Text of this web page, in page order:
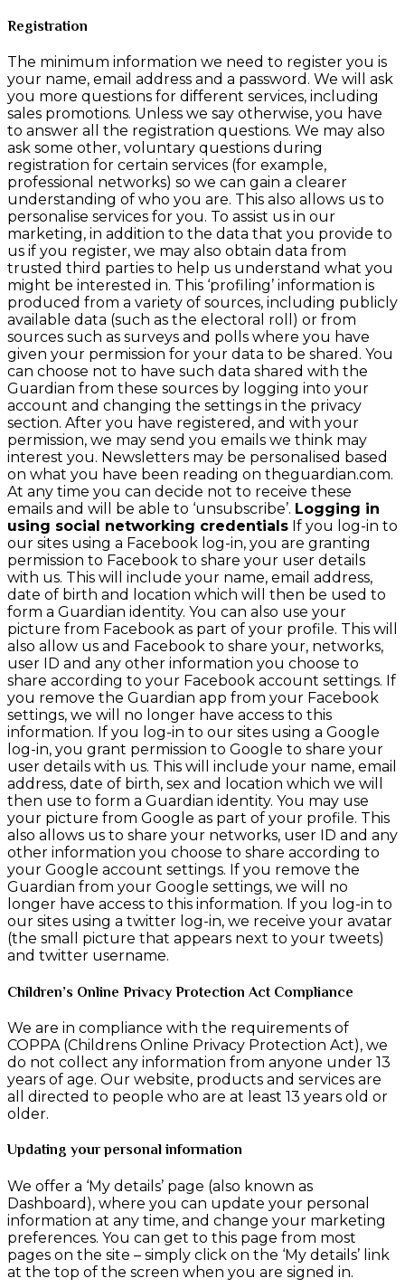
Registration
The minimum information we need to register you is
your name, email address and a password. We will ask
you more questions for different services, including
sales promotions. Unless we say otherwise, you have
to answer all the registration questions. We may also
ask some other, voluntary questions during
registration for certain services (for example,
professional networks) so we can gain a clearer
understanding of who you are. This also allows us to
personalise services for you. To assist us in our
marketing, in addition to the data that you provide to
us if you register, we may also obtain data from
trusted third parties to help us understand what you
might be interested in. This ‘profiling’ information is
produced from a variety of sources, including publicly
available data (such as the electoral roll) or from
sources such as surveys and polls where you have
given your permission for your data to be shared. You
can choose not to have such data shared with the
Guardian from these sources by logging into your
account and changing the settings in the privacy
section. After you have registered, and with your
permission, we may send you emails we think may
interest you. Newsletters may be personalised based
on what you have been reading on theguardian.com.
At any time you can decide not to receive these
emails and will be able to ‘unsubscribe’. Logging in
using social networking credentials If you log-in to
our sites using a Facebook log-in, you are granting
permission to Facebook to share your user details
with us. This will include your name, email address,
date of birth and location which will then be used to
form a Guardian identity. You can also use your
picture from Facebook as part of your profile. This will
also allow us and Facebook to share your, networks,
user ID and any other information you choose to
share according to your Facebook account settings. If
you remove the Guardian app from your Facebook
settings, we will no longer have access to this
information. If you log-in to our sites using a Google
log-in, you grant permission to Google to share your
user details with us. This will include your name, email
address, date of birth, sex and location which we will
then use to form a Guardian identity. You may use
your picture from Google as part of your profile. This
also allows us to share your networks, user ID and any
other information you choose to share according to
your Google account settings. If you remove the
Guardian from your Google settings, we will no
longer have access to this information. If you log-in to
our sites using a twitter log-in, we receive your avatar
(the small picture that appears next to your tweets)
and twitter username.
Children’s Online Privacy Protection Act Compliance
We are in compliance with the requirements of
COPPA (Childrens Online Privacy Protection Act), we
do not collect any information from anyone under 13
years of age. Our website, products and services are
all directed to people who are at least 13 years old or
older.
Updating your personal information
We offer a ‘My details’ page (also known as
Dashboard), where you can update your personal
information at any time, and change your marketing
preferences. You can get to this page from most
pages on the site – simply click on the ‘My details’ link
at the top of the screen when you are signed in.